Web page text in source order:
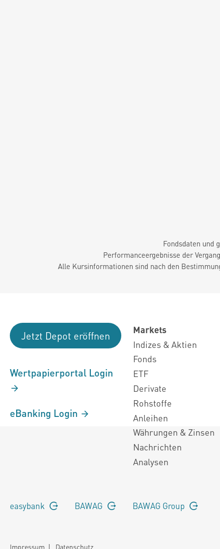
Fondsdaten und
Performanceergebnisse der
Alle Kursinformationen sind nach den
Jetzt Depot eröffnen
Wertpapierportal Login
eBanking Login
Markets
Indizes & Aktien
Fonds
ETF
Derivate
Rohstoffe
Anleihen
Währungen & Zinsen
Nachrichten
Analysen
easybank BAWAG BAWAG Group
Impressum | Datenschutz